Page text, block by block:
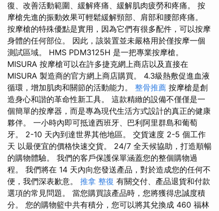
復、改善活動範圍、緩解疼痛、緩解肌肉疲勞和疼痛。 按
摩槍先進的振動效果可輕鬆緩解頸部、肩部和腰部疼痛。
按摩槍的特殊優點是實用，因為它們有很多配件，可以按摩
身體的任何部位。 因此，該裝置並未嚴格用於僅按摩一個
測試區域。 HMS PDM3125H 是一把專業按摩槍。
MISURA 按摩槍可以在許多捷克網上商店以及直接在
MISURA 製造商的官方網上商店購買。 4.3級熱敷促進血液
循環，增加肌肉和關節的活動能力。 整骨推薦 按摩槍是創
造身心和諧的革命性新工具。 這款精緻的設備不僅僅是一
個簡單的按摩器，而是專為現代生活方式設計的真正的健康
夥伴。 一小時內即可抵達西班牙、巴利阿里群島和葡萄
牙。 2-10 天內到達世界其他地區。 交貨速度 2-5 個工作
天 以最便宜的價格快速交貨。 24/7 全天候協助，打造順暢
的購物體驗。 我們的客戶保護保單涵蓋您的整個購物過
程。 我們將在 14 天內向您發送產品，對於造成您的任何不
便，我們深表歉意。 推拿 整復 有關交付、產品退貨和付款
選項的常見問題。 當您購買該產品時，您將獲得忠誠度積
分。 您的購物籃中共有積分，您可以將其兌換成 460 福林